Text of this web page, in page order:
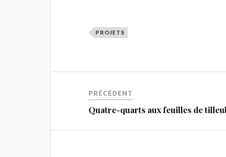
PROJETS
PRÉCÉDENT
Quatre-quarts aux feuilles de tilleul